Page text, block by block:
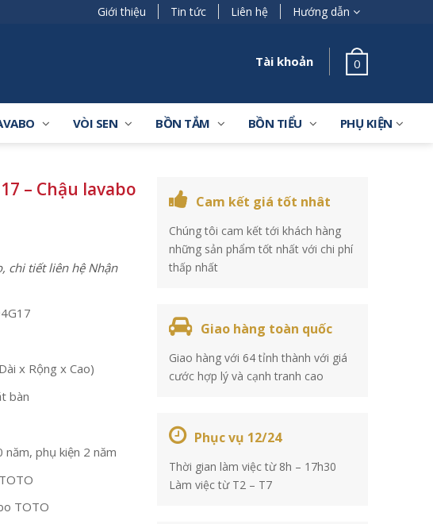
Giới thiệu Tin tức Liên hệ Hướng dẫn
Tài khoản 0
VÒI SEN BỒN TẮM BỒN TIỂU PHỤ KIỆN
– Chậu lavabo
chi tiết liên hệ Nhận
x Rộng x Cao)
bàn
năm, phụ kiện 2 năm
TOTO
Cam kết giá tốt nhât
Chúng tôi cam kết tới khách hàng
những sản phẩm tốt nhất với chi phí
thấp nhất
Giao hàng toàn quốc
Giao hàng với 64 tỉnh thành với giá
cước hợp lý và cạnh tranh cao
Phục vụ 12/24
Thời gian làm việc từ 8h – 17h30
Làm việc từ T2 – T7